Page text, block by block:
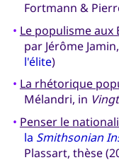
Fortmann &
• Le populisme aux
par Jérôme
l'élite)
• La rhétorique
Mélandri, in
• Penser le
la Smithsonian
Plassart, thèse